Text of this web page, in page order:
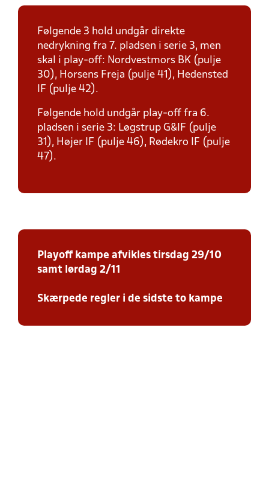
Følgende 3 hold undgår direkte
nedrykning fra 7. pladsen i serie 3, men
skal i play-off: Nordvestmors BK (pulje
30), Horsens Freja (pulje 41), Hedensted
IF (pulje 42).
Følgende hold undgår play-off fra 6.
pladsen i serie 3: Løgstrup G&IF (pulje
31), Højer IF (pulje 46), Rødekro IF (pulje
47).
Playoff kampe afvikles tirsdag 29/10
samt lørdag 2/11
Skærpede regler i de sidste to kampe